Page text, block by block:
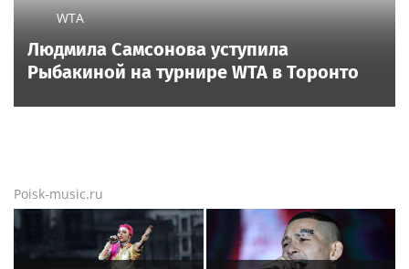
WTA
Людмила Самсонова уступила
Рыбакиной на турнире WTA в Торонто
Poisk-music.ru